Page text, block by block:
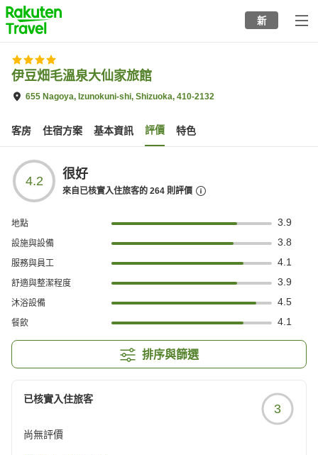
to
top
page
新
伊豆畑毛溫泉大仙家旅館
655 Nagoya, Izunokuni-shi, Shizuoka, 410-2132
客房 住宿方案 基本資訊 評價 特色
4.2 很好
來自已核實入住旅客的 264 則評價
地點 3.9
設施與設備 3.8
服務與員工 4.1
舒適與整潔程度 3.9
沐浴設備 4.5
餐飲 4.1
排序與篩選
已核實入住旅客
3
尚無評價